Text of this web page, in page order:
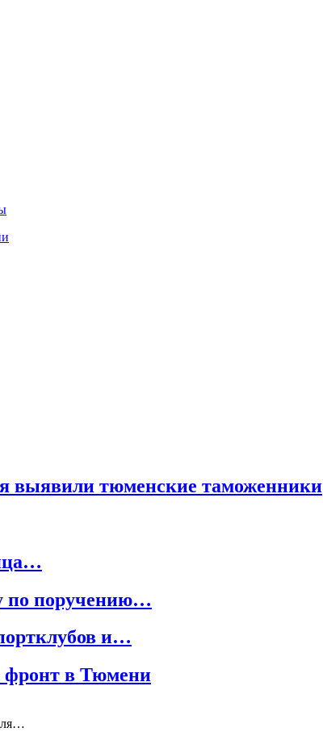
выявили тюменские таможенники
по поручению…
и…
фронт в Тюмени